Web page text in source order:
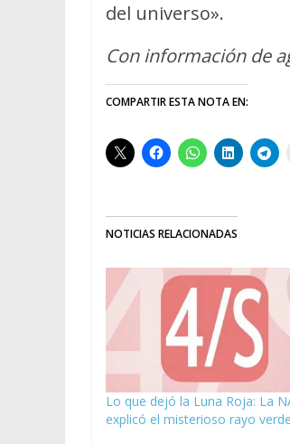
del universo».
Con información de
COMPARTIR ESTA NOTA EN:
NOTICIAS RELACIONADAS
Lo que dejó la Luna Roja: La
explicó el misterioso rayo